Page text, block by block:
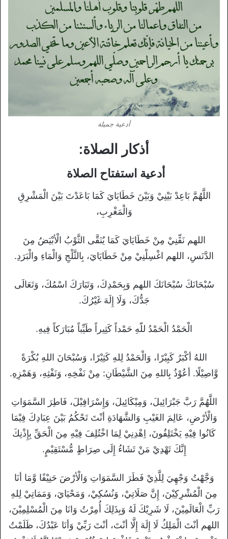
أدعية جميلة
أذكار الصلاة:
أدعية استفتاح الصلاة
اللَّهُمَّ بَاعِدْ بَيْنِيْ وَبَيْنَ خَطَايَايَ كَمَا بَاعَدْتَ بَيْنَ الْمَشْرِقِ
وَالْمَغْرِبِ،
اللهم نَقِّنِيْ مِنْ خَطَايَايَ كَمَا يُنَقَّى الثَّوْبُ الْأبْيَضُ مِنَ
الدَّنَسِ، اللهم اغْسِلْنِيْ مِنْ خَطَايَايَ، بِالثَّلْجِ وَالْمَاءِ والْبَرَدِ.
سُبْحَانَكَ سُبْحَانَكَ اللهم وَبِحَمْدِكَ، وَتَبَارَكَ اسْمُكَ، وَتَعَالَى
جَدُّكَ، وَلَا إِلَهَ غَيْرُكَ.
الْحَمْدُ الْحَمْدُ للّهِ حَمْداً كَثِيراً طَيِّباً مُبَارَكاً فِيهِ.
اللهُ أكْبَرُ كَبِيْرًا، وَالْحَمْدُ لِلهِ كَثِيْرًا، وَسُبْحَانَ اللهِ بُكْرَةً
وَّاصِيْلًا. أعُوْذُ بِاللهِ مِنَ الشَّيْطَانِ: مِنْ نَفْخِهِ، وَنَفْثِهِ، وَهَمْزِهِ.
اللَّهُمَّ رَبَّ جَبْرَائِيلَ، وَمِيْكَائِيلَ، وَإِسْرَافِيْلَ، فَاطِرَ السَّمَوَاتِ
وَالْأرْضِ، عَالِمَ الغَيْبِ وَالشَّهَادَةِ أنْتَ تَحْكُمُ بَيْنَ عِبَادِكَ فِيْمَا
كَانُوا فِيْهِ يَخْتَلِفُونَ، اِهْدِنِيْ لِمَا اخْتُلِفَ فِيْهِ مِنَ الْحَقِّ بِإِذْنِكَ
إِنَّكَ تَهْدِيْ مَنْ تَشَاءُ إِلَى صِرَاطٍ مُّسْتَقِيْمٍ.
وَجَّهْتُ وَجْهِيَ لِلَّذِيْ فَطَرَ السَّمَوَاتِ وَالْأرْضَ حَنِيْفًا وَّمَا أنَا
مِنَ الْمُشْرِكِيْنَ، إِنَّ صَلَاتِيْ، وَنُسُكِيْ، وَمَحْيَايَ، وَمَمَاتِيْ لِلهِ
رَبِّ الْعَالَمِيْنَ، لَا شَرِيْكَ لَهُ وَبِذَلِكَ أُمِرْتُ وَانَا مِنَ الْمُسْلِمِيْنَ،
اللهم أنْتَ الْمَلِكُ لَا إِلَهَ إِلَّا أنْتَ، أنْتَ رَبِّيْ وَأنَا عَبْدُكَ، ظَلَمْتُ